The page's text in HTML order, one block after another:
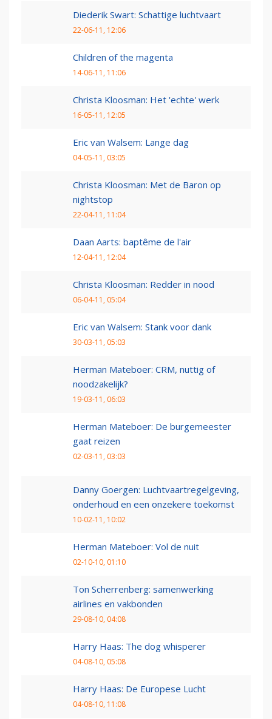
Diederik Swart: Schattige luchtvaart
22-06-11, 12:06
Children of the magenta
14-06-11, 11:06
Christa Kloosman: Het 'echte' werk
16-05-11, 12:05
Eric van Walsem: Lange dag
04-05-11, 03:05
Christa Kloosman: Met de Baron op
nightstop
22-04-11, 11:04
Daan Aarts: baptême de l'air
12-04-11, 12:04
Christa Kloosman: Redder in nood
06-04-11, 05:04
Eric van Walsem: Stank voor dank
30-03-11, 05:03
Herman Mateboer: CRM, nuttig of
noodzakelijk?
19-03-11, 06:03
Herman Mateboer: De burgemeester
gaat reizen
02-03-11, 03:03
Danny Goergen: Luchtvaartregelgeving,
onderhoud en een onzekere toekomst
10-02-11, 10:02
Herman Mateboer: Vol de nuit
02-10-10, 01:10
Ton Scherrenberg: samenwerking
airlines en vakbonden
29-08-10, 04:08
Harry Haas: The dog whisperer
04-08-10, 05:08
Harry Haas: De Europese Lucht
04-08-10, 11:08